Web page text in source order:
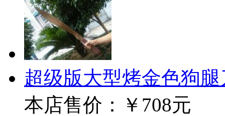
超级版大型烤金色狗腿
本店售价：
￥708元